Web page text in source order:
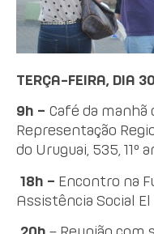
TERÇA-FEIRA, DIA 30
9h – Café da manhã
Representação
do Uruguai, 535, 11º
18h – Encontro na
Assistência Social El